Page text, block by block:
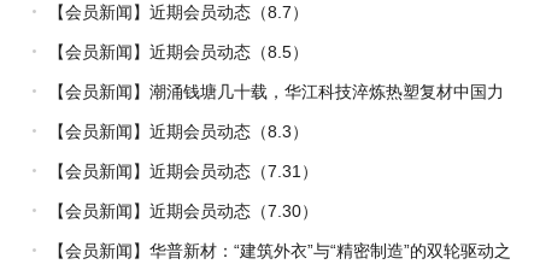
【会员新闻】近期会员动态（8.7）
【会员新闻】近期会员动态（8.5）
【会员新闻】潮涌钱塘几十载，华江科技淬炼热塑复材中国力
量
【会员新闻】近期会员动态（8.3）
【会员新闻】近期会员动态（7.31）
【会员新闻】近期会员动态（7.30）
【会员新闻】华普新材：“建筑外衣”与“精密制造”的双轮驱动之